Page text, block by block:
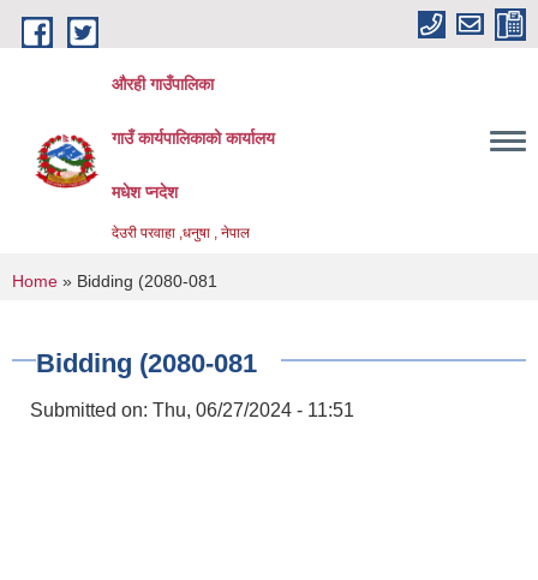
Skip to main content
औरही गाउँपालिका
गाउँ कार्यपालिकाको कार्यालय
मधेश प्नदेश
देउरी परवाहा ,धनुषा , नेपाल
You are here
Home » Bidding (2080-081
Bidding (2080-081
Submitted on: Thu, 06/27/2024 - 11:51